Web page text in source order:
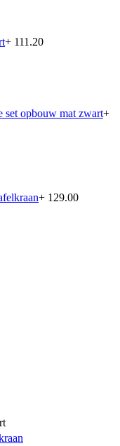
+ 111.20
set opbouw mat zwart+
+ 129.00